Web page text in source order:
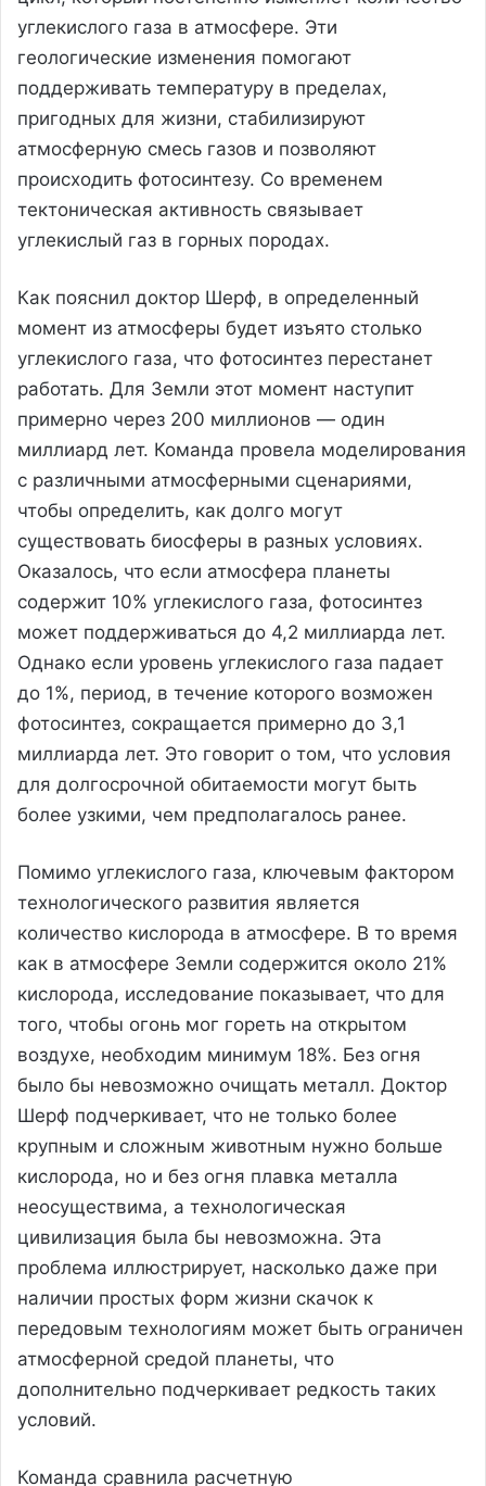
углекислого газа в атмосфере. Эти
геологические изменения помогают
поддерживать температуру в пределах,
пригодных для жизни, стабилизируют
атмосферную смесь газов и позволяют
происходить фотосинтезу. Со временем
тектоническая активность связывает
углекислый газ в горных породах.
Как пояснил доктор Шерф, в определенный
момент из атмосферы будет изъято столько
углекислого газа, что фотосинтез перестанет
работать. Для Земли этот момент наступит
примерно через 200 миллионов — один
миллиард лет. Команда провела моделирования
с различными атмосферными сценариями,
чтобы определить, как долго могут
существовать биосферы в разных условиях.
Оказалось, что если атмосфера планеты
содержит 10% углекислого газа, фотосинтез
может поддерживаться до 4,2 миллиарда лет.
Однако если уровень углекислого газа падает
до 1%, период, в течение которого возможен
фотосинтез, сокращается примерно до 3,1
миллиарда лет. Это говорит о том, что условия
для долгосрочной обитаемости могут быть
более узкими, чем предполагалось ранее.
Помимо углекислого газа, ключевым фактором
технологического развития является
количество кислорода в атмосфере. В то время
как в атмосфере Земли содержится около 21%
кислорода, исследование показывает, что для
того, чтобы огонь мог гореть на открытом
воздухе, необходим минимум 18%. Без огня
было бы невозможно очищать металл. Доктор
Шерф подчеркивает, что не только более
крупным и сложным животным нужно больше
кислорода, но и без огня плавка металла
неосуществима, а технологическая
цивилизация была бы невозможна. Эта
проблема иллюстрирует, насколько даже при
наличии простых форм жизни скачок к
передовым технологиям может быть ограничен
атмосферной средой планеты, что
дополнительно подчеркивает редкость таких
условий.
Команда сравнила расчетную